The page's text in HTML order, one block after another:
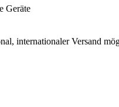
Geräte
internationaler Versand